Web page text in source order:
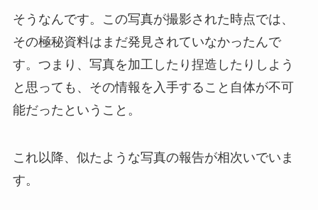
そうなんです。この写真が撮影された時点では、
その極秘資料はまだ発見されていなかったんで
す。つまり、写真を加工したり捏造したりしよう
と思っても、その情報を入手すること自体が不可
能だったということ。
これ以降、似たような写真の報告が相次いでいま
す。